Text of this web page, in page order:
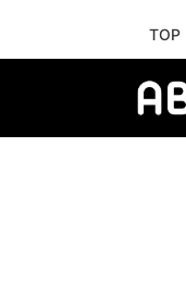
TOP